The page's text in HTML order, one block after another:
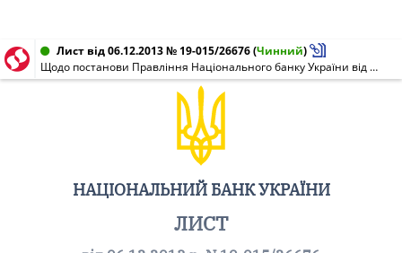
Лист від 06.12.2013 № 19-015/26676(Чинний)
Щодо постанови Правління Національного банку України від 06.12.2013 N 502 "Про внесення зміни до постанови Правління Національного банку України від 19 червня 2012 року N 248"
НАЦІОНАЛЬНИЙ БАНК УКРАЇНИ
ЛИСТ